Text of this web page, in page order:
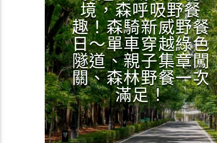
境，森呼吸野餐
趣！森騎新威野餐
日～單車穿越綠色
隧道、親子集章闖
關、森林野餐一次
滿足！